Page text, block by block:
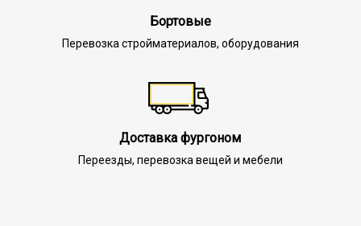
Бортовые
Перевозка стройматериалов, оборудования
Доставка фургоном
Переезды, перевозка вещей и мебели